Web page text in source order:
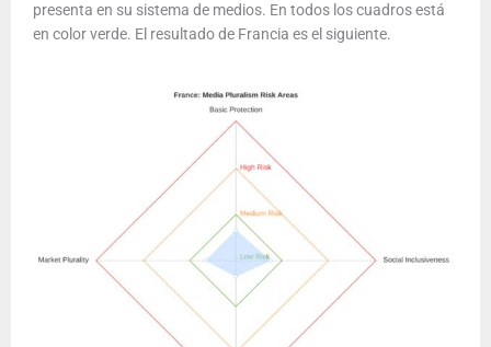
presenta en su sistema de medios. En todos los cuadros está
en color verde. El resultado de Francia es el siguiente.